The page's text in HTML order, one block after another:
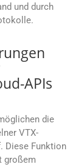
und durch
APIs
die
VTX-
Diese Funktion
großem